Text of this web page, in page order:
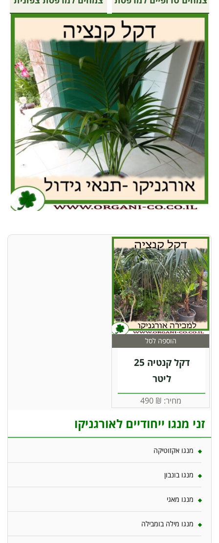
הוספה לסל
דקל קנטיה 25
ליטר
מחיר: ₪
490
זני מנגו ייחודיים לאורגניקו
מנגו אקזוטיקה
מנגו בונבון
מנגו מאגי
מנגו מילה בומבילה